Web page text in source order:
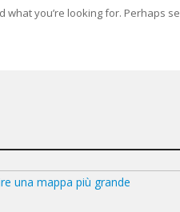
what you’re looking for. Perhaps